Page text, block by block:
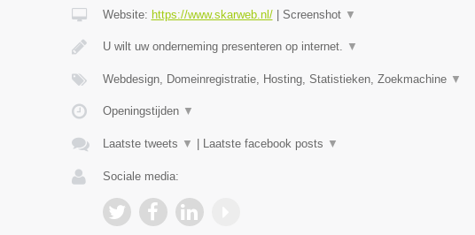
Website: https://www.skarweb.nl/| Screenshot ▼
U wilt uw onderneming presenteren op internet. ▼
Webdesign, Domeinregistratie, Hosting, Statistieken, Zoekmachine ▼
Openingstijden ▼
Laatste tweets ▼ Laatste facebook posts ▼
Sociale media: